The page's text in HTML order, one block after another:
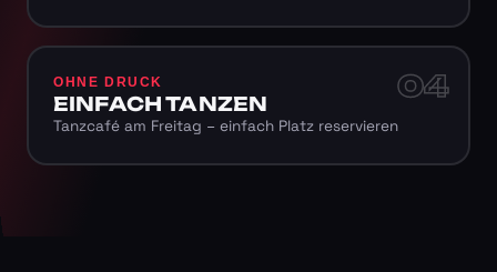
04
OHNE DRUCK
EINFACH TANZEN
Tanzcafé am Freitag – einfach Platz reservieren